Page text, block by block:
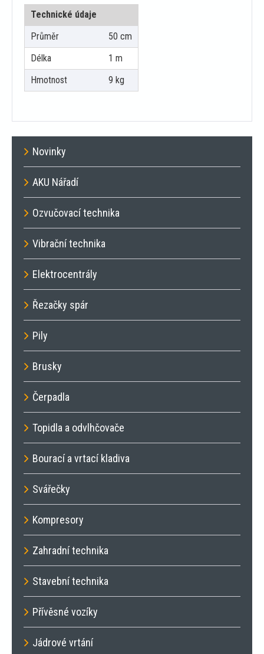
Technické údaje
Průměr
50 cm
Délka
1 m
Hmotnost
9 kg
Novinky
AKU Nářadí
Ozvučovací technika
Vibrační technika
Elektrocentrály
Řezačky spár
Pily
Brusky
Čerpadla
Topidla a odvlhčovače
Bourací a vrtací kladiva
Svářečky
Kompresory
Zahradní technika
Stavební technika
Přívěsné vozíky
Jádrové vrtání